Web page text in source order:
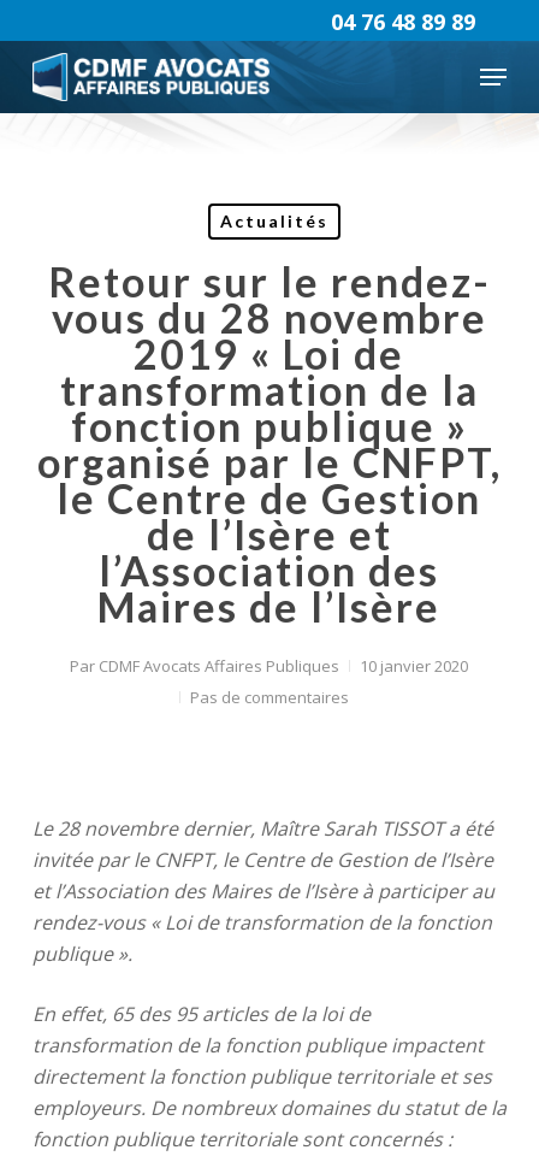
to
main
content
Menu
04 76 48 89 89
Actualités
Retour sur le rendez-
vous du 28 novembre
2019 « Loi de
transformation de la
fonction publique »
organisé par le CNFPT,
le Centre de Gestion
de l’Isère et
l’Association des
Maires de l’Isère
Par CDMF Avocats Affaires Publiques
10 janvier 2020
Pas de commentaires
Le 28 novembre dernier, Maître Sarah TISSOT a été
invitée par le CNFPT, le Centre de Gestion de l’Isère
et l’Association des Maires de l’Isère à participer au
rendez-vous « Loi de transformation de la fonction
publique ».
En effet, 65 des 95 articles de la loi de
transformation de la fonction publique impactent
directement la fonction publique territoriale et ses
employeurs. De nombreux domaines du statut de la
fonction publique territoriale sont concernés :